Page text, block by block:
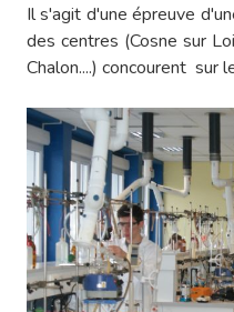
Il s'agit d'une épreuve
des centres (Cosne sur
Chalon....) concourent sur